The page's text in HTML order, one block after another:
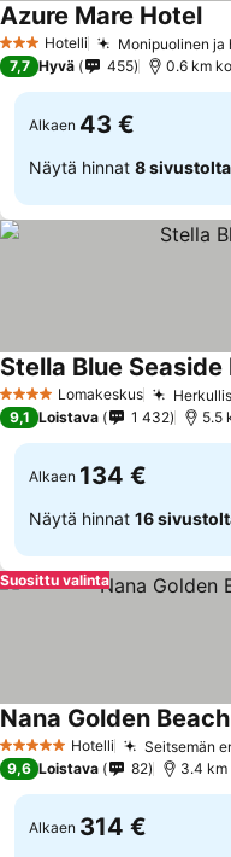
3 Tähtiluokitus
Hotelli Monipuolinen ja
Azure Mare Hotel
7,7 Hyvä 455 0.6 km
Alkaen 43 €
Näytä hinnat 8 sivustolta
4 TähtiluokitusLomakeskus
Stella Blue Seaside
9,1 Loistava 1 432 5.5
Alkaen 134 €
Näytä hinnat 16
Suosittu valinta
5 Tähtiluokitus
Hotelli Seitsemän
Nana Golden
9,6 Loistava 82 3.4 km
Alkaen 314 €